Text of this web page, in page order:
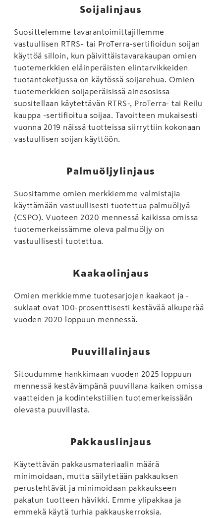
Soijalinjaus
Suosittelemme tavarantoimittajillemme
vastuullisen RTRS- tai ProTerra-sertifioidun soijan
käyttöä silloin, kun päivittäistavarakaupan omien
tuotemerkkien eläinperäisten elintarvikkeiden
tuotantoketjussa on käytössä soijarehua. Omien
tuotemerkkien soijaperäisissä ainesosissa
suositellaan käytettävän RTRS-, ProTerra- tai Reilu
kauppa -sertifioitua soijaa. Tavoitteen mukaisesti
vuonna 2019 näissä tuotteissa siirryttiin kokonaan
vastuullisen soijan käyttöön.
Palmuöljylinjaus
Suositamme omien merkkiemme valmistajia
käyttämään vastuullisesti tuotettua palmuöljyä
(CSPO). Vuoteen 2020 mennessä kaikissa omissa
tuotemerkeissämme oleva palmuöljy on
vastuullisesti tuotettua.
Kaakaolinjaus
Omien merkkiemme tuotesarjojen kaakaot ja -
suklaat ovat 100-prosenttisesti kestävää alkuperää
vuoden 2020 loppuun mennessä.
Puuvillalinjaus
Sitoudumme hankkimaan vuoden 2025 loppuun
mennessä kestävämpänä puuvillana kaiken omissa
vaatteiden ja kodintekstiilien tuotemerkeissään
olevasta puuvillasta.
Pakkauslinjaus
Käytettävän pakkausmateriaalin määrä
minimoidaan, mutta säilytetään pakkauksen
perustehtävät ja minimoidaan pakkaukseen
pakatun tuotteen hävikki. Emme ylipakkaa ja
emmekä käytä turhia pakkauskerroksia.